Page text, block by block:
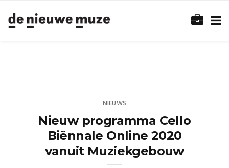
NIEUWS
Nieuw programma Cello
Biënnale Online 2020
vanuit Muziekgebouw